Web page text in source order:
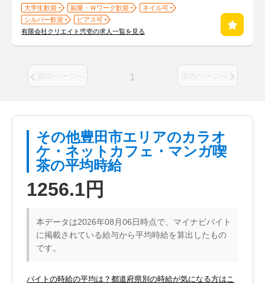
大学生歓迎 副業・Ｗワーク歓迎
ネイル可
シルバー歓迎
ピアス可
有限会社クリエイト弐壱の求人一覧を見る
前のページへ 1 次のページへ
その他豊田市エリアのカラオ
ケ・ネットカフェ・マンガ喫
茶の平均時給
1256.1円
本データは2026年08月06日時点で、マイナビバイト
に掲載されている給与から平均時給を算出したもの
です。
バイトの時給の平均は？都道府県別の時給が気になる方はこ